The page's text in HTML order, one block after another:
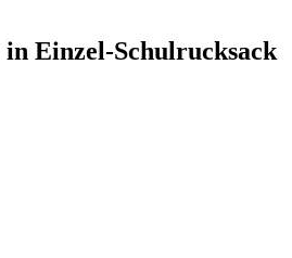
in Einzel-Schulrucksack